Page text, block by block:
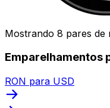
Mostrando 8 pares de
Emparelhamentos
RON para USD